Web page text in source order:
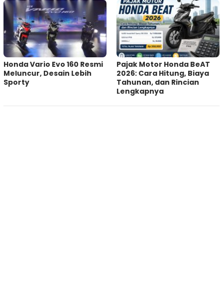
Honda Vario Evo 160 Resmi
Meluncur, Desain Lebih
Sporty
Pajak Motor Honda BeAT
2026: Cara Hitung, Biaya
Tahunan, dan Rincian
Lengkapnya